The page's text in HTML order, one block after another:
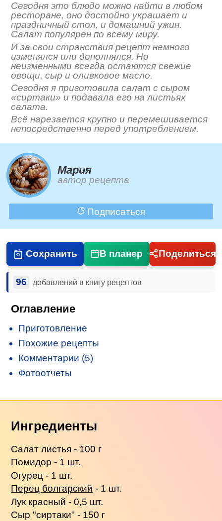
Сегодня это блюдо можно найти в любом
ресторане, оно достойно украшает и
праздничный стол, и домашний ужин.
Салат популярен по всему миру.
И за свои странствия рецепт немного
изменялся или дополнялся. Но
неизменными всегда остаются свежие
овощи, сыр и оливковое масло.
Сегодня я приготовила салат с сыром
«сиртаки» и подавала его на листьях
салата.
Всё нарезается крупно и перемешивается
непосредственно перед употреблением.
Мария
автор рецепта
Подписаться
Сохранить В планер Поделиться
96 добавлений в книгу рецептов
Оглавление
Приготовление
Похожие рецепты
Комментарии (5)
Фотоотчеты
Ингредиенты
Салат листья - 100 г
Помидор - 1 шт.
Огурец - 1 шт.
Перец болгарский - 1 шт.
Лук красный - 0,5 шт.
Сыр "сиртаки" - 150 г